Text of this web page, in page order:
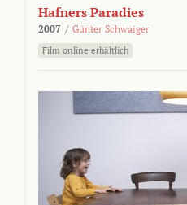
Hafners Paradies
2007 / Günter Schwaiger
Film online erhältlich